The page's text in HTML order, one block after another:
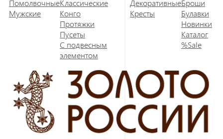
Помолвочные
Мужские
Классические
Конго
Протяжки
Пусеты
С подвесным
элементом
Декоративные
Кресты
Броши
Булавки
Новинки
Каталог
%Sale